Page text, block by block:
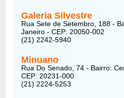
Galeria Silvestre
Rua Sete de Setembro, 188 -
Janeiro - CEP: 20050-002
(21) 2242-5940
Minuano
Rua Do Senado, 74 - Bairro:
CEP: 20231-000
(21) 2224-5253